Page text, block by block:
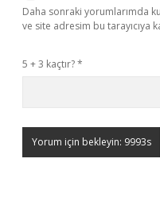
Daha sonraki yorumlarımda
ve site adresim bu tarayıcıya
5 + 3 kaçtır?*